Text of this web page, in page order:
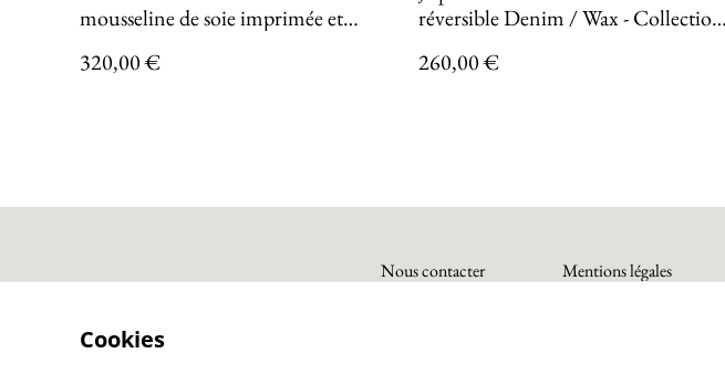
mousseline de soie imprimée et
320,00 €
réversible Denim / Wax - Collection
260,00 €
Nous contacter Mentions légales
Cookies